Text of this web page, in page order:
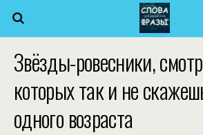
Звёзды-ровесники,
которых так и не
одного возраста